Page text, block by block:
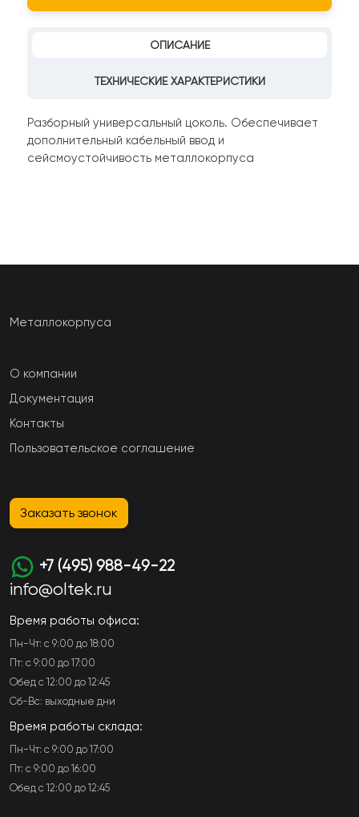
ОПИСАНИЕ
ТЕХНИЧЕСКИЕ ХАРАКТЕРИСТИКИ
Разборный универсальный цоколь. Обеспечивает
дополнительный кабельный ввод и
сейсмоустойчивость металлокорпуса
Металлокорпуса
О компании
Документация
Контакты
Пользовательское соглашение
Заказать звонок
+7 (495) 988-49-22
info@oltek.ru
Время работы офиса:
Пн-Чт: с 9:00 до 18:00
Пт: с 9:00 до 17:00
Обед с 12:00 до 12:45
Сб-Вс: выходные дни
Время работы склада:
Пн-Чт: с 9:00 до 17:00
Пт: с 9:00 до 16:00
Обед с 12:00 до 12:45